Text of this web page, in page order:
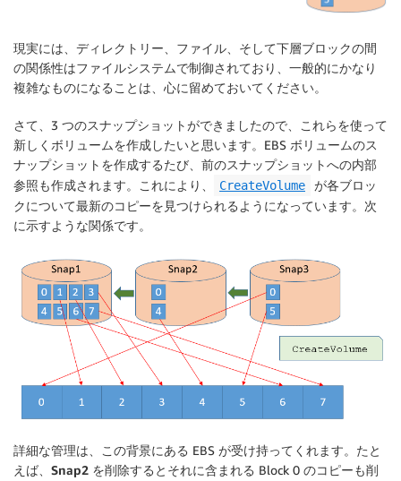
現実には、ディレクトリー、ファイル、そして下層ブロックの間
の関係性はファイルシステムで制御されており、一般的にかなり
複雑なものになることは、心に留めておいてください。
さて、3 つのスナップショットができましたので、これらを使って
新しくボリュームを作成したいと思います。EBS ボリュームのス
ナップショットを作成するたび、前のスナップショットへの内部
参照も作成されます。これにより、
CreateVolume
が各ブロッ
クについて最新のコピーを見つけられるようになっています。次
に示すような関係です。
詳細な管理は、この背景にある EBS が受け持ってくれます。たと
えば、 Snap2 を削除するとそれに含まれる Block 0 のコピーも削